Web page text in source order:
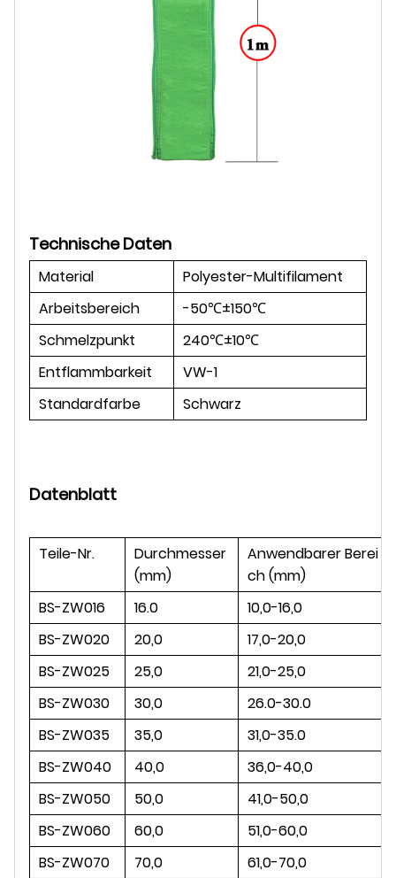
Technische Daten
Material
Polyester-Multifilament
Arbeitsbereich
-50℃±150℃
Schmelzpunkt
240℃±10℃
Entflammbarkeit
VW-1
Standardfarbe
Schwarz
Datenblatt
Teile-Nr.
Durchmesser
(mm)
Anwendbarer Berei
ch (mm)
BS-ZW016
16.0
10,0-16,0
BS-ZW020
20,0
17,0-20,0
BS-ZW025
25,0
21,0-25,0
BS-ZW030
30,0
26.0-30.0
BS-ZW035
35,0
31,0-35.0
BS-ZW040
40,0
36,0-40,0
BS-ZW050
50,0
41,0-50,0
BS-ZW060
60,0
51,0-60,0
BS-ZW070
70,0
61,0-70,0